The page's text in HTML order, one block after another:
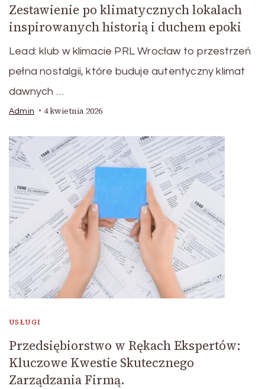
Zestawienie po klimatycznych lokalach
inspirowanych historią i duchem epoki
Lead: klub w klimacie PRL Wrocław to przestrzeń
pełna nostalgii, które buduje autentyczny klimat
dawnych …
Admin 4 kwietnia 2026
USŁUGI
Przedsiębiorstwo w Rękach Ekspertów:
Kluczowe Kwestie Skutecznego
Zarządzania Firmą.